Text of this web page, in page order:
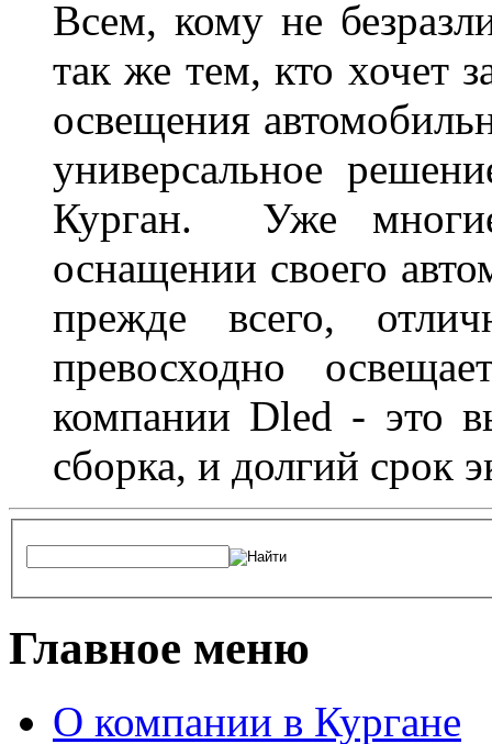
Всем, кому не
так же тем, кто хочет
освещения
универсальное
Курган. Уже многие
оснащении своего
прежде всего,
превосходно
компании Dled - это
сборка, и долгий срок
Главное меню
О компании в Кургане